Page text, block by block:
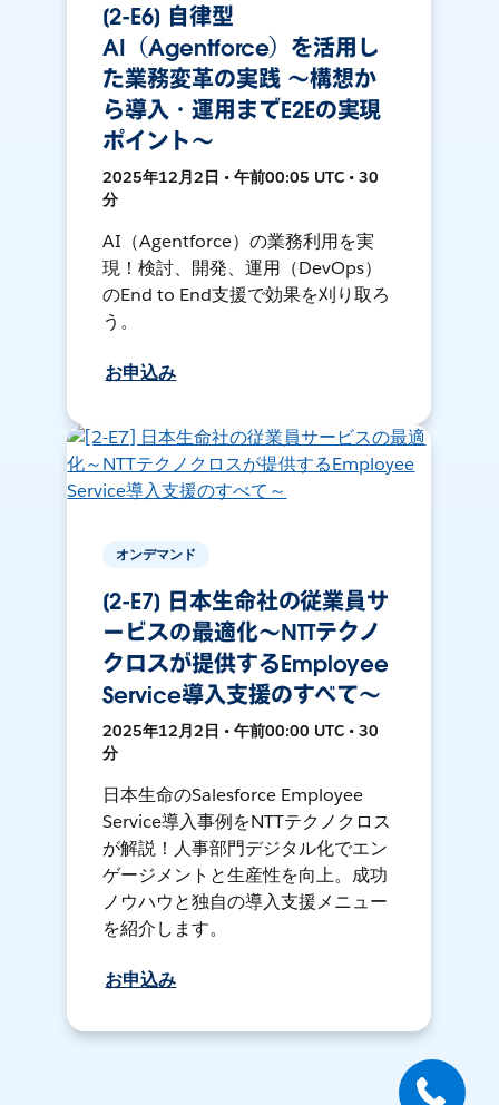
[2-E6] 自律型
AI（Agentforce）を活用し
た業務変革の実践 ～構想か
ら導入・運用までE2Eの実現
ポイント～
2025年12月2日 • 午前00:05 UTC • 30
分
AI（Agentforce）の業務利用を実
現！検討、開発、運用（DevOps）
のEnd to End支援で効果を刈り取ろ
う。
お申込み
オンデマンド
[2-E7] 日本生命社の従業員サ
ービスの最適化～NTTテクノ
クロスが提供するEmployee
Service導入支援のすべて～
2025年12月2日 • 午前00:00 UTC • 30
分
日本生命のSalesforce Employee
Service導入事例をNTTテクノクロス
が解説！人事部門デジタル化でエン
ゲージメントと生産性を向上。成功
ノウハウと独自の導入支援メニュー
を紹介します。
お申込み